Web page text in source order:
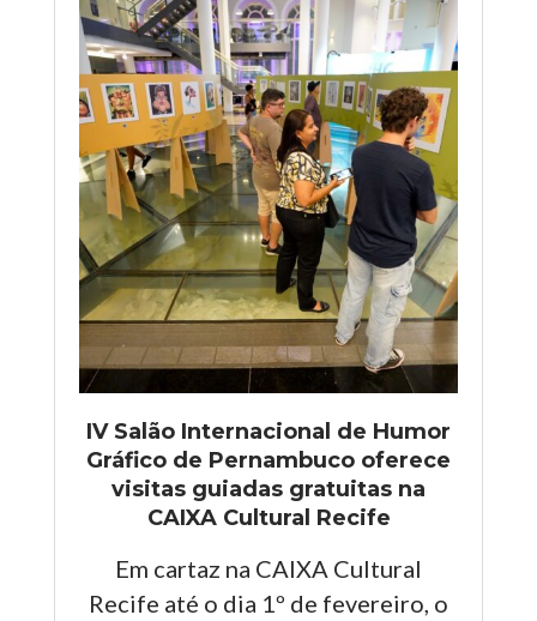
IV Salão Internacional de Humor
Gráfico de Pernambuco oferece
visitas guiadas gratuitas na
CAIXA Cultural Recife
Em cartaz na CAIXA Cultural
Recife até o dia 1º de fevereiro, o